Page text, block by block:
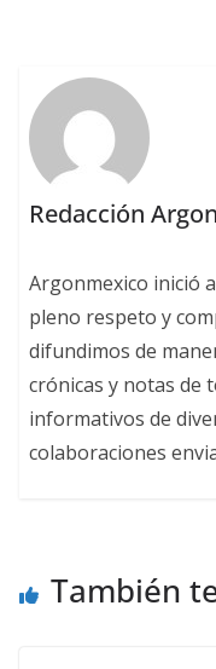
Redacción
Argonmexico inició
pleno respeto y
difundimos de
crónicas y notas de
informativos de
colaboraciones
También